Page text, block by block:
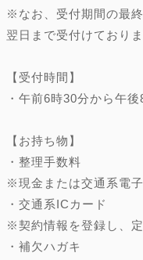
※なお、受付期間の最
翌日まで受付けており
【受付時間】
・午前6時30分から午
【お持ち物】
・整理手数料
※現金または交通系電
・交通系ICカード
※契約情報を登録し、
・補欠ハガキ